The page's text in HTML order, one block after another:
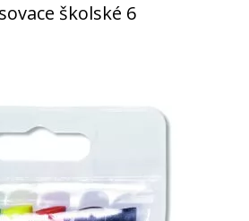
školské 6